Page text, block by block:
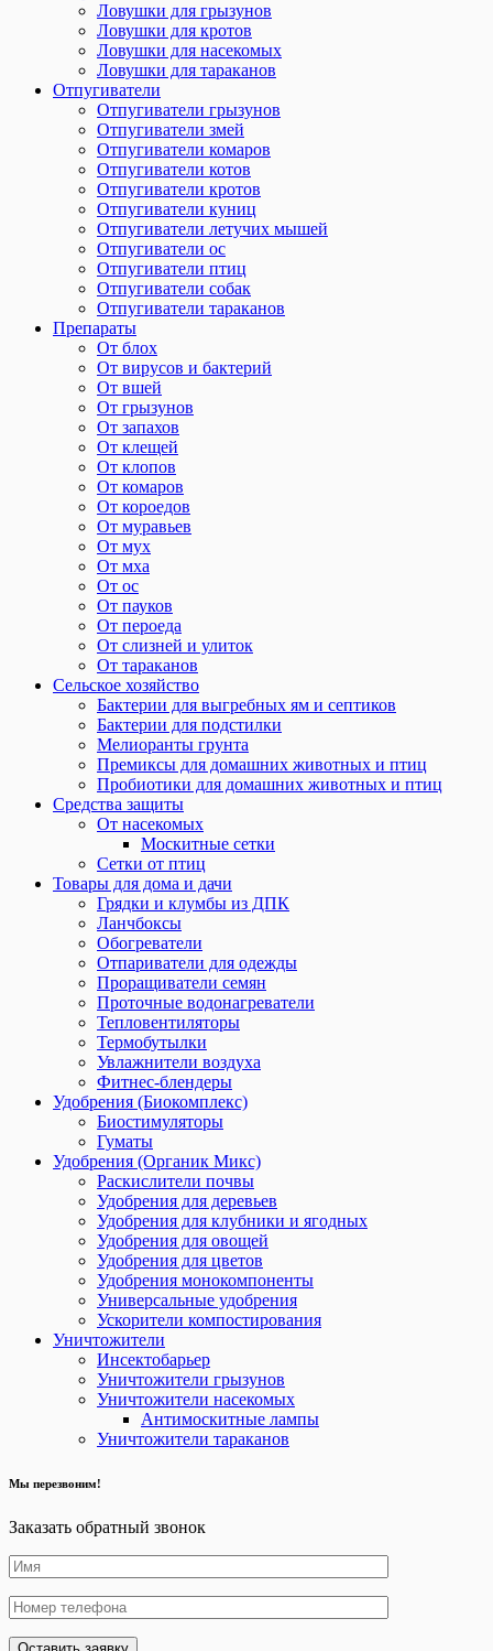
Ловушки для грызунов
Ловушки для кротов
Ловушки для насекомых
Ловушки для тараканов
Отпугиватели
Отпугиватели грызунов
Отпугиватели змей
Отпугиватели комаров
Отпугиватели котов
Отпугиватели кротов
Отпугиватели куниц
Отпугиватели летучих мышей
Отпугиватели ос
Отпугиватели птиц
Отпугиватели собак
Отпугиватели тараканов
Препараты
От блох
От вирусов и бактерий
От вшей
От грызунов
От запахов
От клещей
От клопов
От комаров
От короедов
От муравьев
От мух
От мха
От ос
От пауков
От пероеда
От слизней и улиток
От тараканов
Сельское хозяйство
Бактерии для выгребных ям и септиков
Бактерии для подстилки
Мелиоранты грунта
Премиксы для домашних животных и птиц
Пробиотики для домашних животных и птиц
Средства защиты
От насекомых
Москитные сетки
Сетки от птиц
Товары для дома и дачи
Грядки и клумбы из ДПК
Ланчбоксы
Обогреватели
Отпариватели для одежды
Проращиватели семян
Проточные водонагреватели
Тепловентиляторы
Термобутылки
Увлажнители воздуха
Фитнес-блендеры
Удобрения (Биокомплекс)
Биостимуляторы
Гуматы
Удобрения (Органик Микс)
Раскислители почвы
Удобрения для деревьев
Удобрения для клубники и ягодных
Удобрения для овощей
Удобрения для цветов
Удобрения монокомпоненты
Универсальные удобрения
Ускорители компостирования
Уничтожители
Инсектобарьер
Уничтожители грызунов
Уничтожители насекомых
Антимоскитные лампы
Уничтожители тараканов
Мы перезвоним!
Заказать обратный звонок